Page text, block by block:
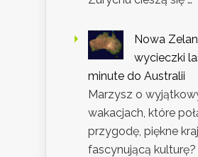
Nowa
wycieczki
minute do Australii
Marzysz o
wakacjach, które
przygodę, piękne
fascynującą